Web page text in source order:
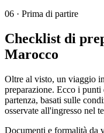
06 · Prima di partire
Checklist di
Marocco
Oltre al visto, un viaggio
preparazione. Ecco i
partenza, basati sulle
osservate all'ingresso nel
Documenti e formalità da